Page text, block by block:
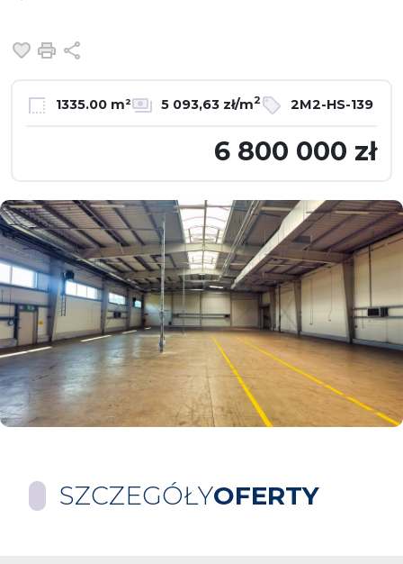
Dodaj do ulubionych
Drukuj
1335.00 m² 5 093,63 zł/m2 2M2-HS-139
6 800 000 zł
SZCZEGÓŁYOFERTY